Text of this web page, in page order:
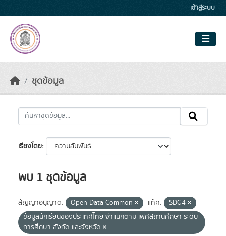
เข้าสู่ระบบ
ชุดข้อมูล
เรียงโดย
พบ 1 ชุดข้อมูล
สัญญาอนุญาต: Open Data Common แท็ค:
SDG4
ข้อมูลนักเรียนของประเทศไทย จำแนกตาม เพศสถานศึกษา ระดับ
การศึกษา สังกัด และจังหวัด